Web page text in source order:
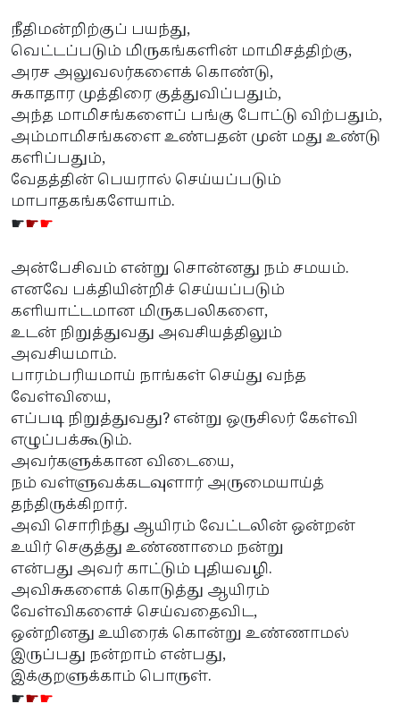
நீதிமன்றிற்குப் பயந்து,
வெட்டப்படும் மிருகங்களின் மாமிசத்திற்கு,
அரச அலுவலர்களைக் கொண்டு,
சுகாதார முத்திரை குத்துவிப்பதும்,
அந்த மாமிசங்களைப் பங்கு போட்டு விற்பதும்,
அம்மாமிசங்களை உண்பதன் முன் மது உண்டு
களிப்பதும்,
வேதத்தின் பெயரால் செய்யப்படும்
மாபாதகங்களேயாம்.
☛☛☛
அன்பேசிவம் என்று சொன்னது நம் சமயம்.
எனவே பக்தியின்றிச் செய்யப்படும்
களியாட்டமான மிருகபலிகளை,
உடன் நிறுத்துவது அவசியத்திலும்
அவசியமாம்.
பாரம்பரியமாய் நாங்கள் செய்து வந்த
வேள்வியை,
எப்படி நிறுத்துவது? என்று ஒருசிலர் கேள்வி
எழுப்பக்கூடும்.
அவர்களுக்கான விடையை,
நம் வள்ளுவக்கடவுளார் அருமையாய்த்
தந்திருக்கிறார்.
அவி சொரிந்து ஆயிரம் வேட்டலின் ஒன்றன்
உயிர் செகுத்து உண்ணாமை நன்று
என்பது அவர் காட்டும் புதியவழி.
அவிசுகளைக் கொடுத்து ஆயிரம்
வேள்விகளைச் செய்வதைவிட,
ஒன்றினது உயிரைக் கொன்று உண்ணாமல்
இருப்பது நன்றாம் என்பது,
இக்குறளுக்காம் பொருள்.
☛☛☛